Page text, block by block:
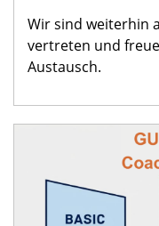
Wir sind weiterhin
vertreten und
Austausch.